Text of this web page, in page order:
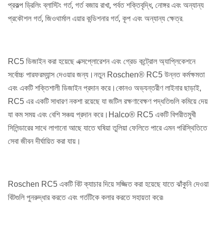
প্রকল্প ড্রিলিং ব্লাস্টিং গর্ত, গর্ত বজায় রাখা, পর্বত শক্তিবৃদ্ধি, নোঙ্গর এবং অন্যান্য
প্রকৌশল গর্ত, জিওথার্মাল এয়ার কন্ডিশনার গর্ত, কূপ এবং অন্যান্য ক্ষেত্র.
RC5 ডিজাইন করা হয়েছে এক্সপ্লোরেশন এবং গ্রেড কন্ট্রোল অ্যাপ্লিকেশনে
সর্বোচ্চ পারফরম্যান্স দেওয়ার জন্য।নতুন Roschen® RC5 উন্নত কর্মক্ষমতা
এবং একটি শক্তিশালী ডিজাইন প্রদান করে।কোনও অভ্যন্তরীণ লাইনার ছাড়াই,
RC5 এর একটি সাধারণ নকশা রয়েছে যা জটিল রক্ষণাবেক্ষণ পদ্ধতিগুলি কমিয়ে দেয়
যা কম সময় এবং বেশি সঞ্চয় প্রদান করে।Halco® RC5 একটি বিপরীতমুখী
সিলিন্ডারের সাথে লাগানো আছে যাতে ঘষিয়া তুলিয়া ফেলিতে পারে এমন পরিস্থিতিতে
সেবা জীবন দীর্ঘায়িত করা যায়।
Roschen RC5 একটি বিট ক্যাচার দিয়ে সজ্জিত করা হয়েছে যাতে ঝাঁকুনি দেওয়া
বিটগুলি পুনরুদ্ধার করতে এবং গর্তটিকে কলার করতে সহায়তা করে৷